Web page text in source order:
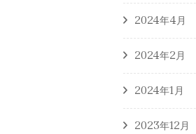
2024年4月
2024年2月
2024年1月
2023年12月